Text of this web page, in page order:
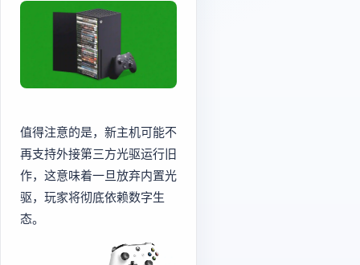
值得注意的是，新主机可能不
再支持外接第三方光驱运行旧
作，这意味着一旦放弃内置光
驱，玩家将彻底依赖数字生
态。